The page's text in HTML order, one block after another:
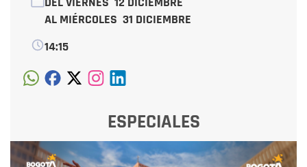
AL MIÉRCOLES 31 DICIEMBRE
14:15
ESPECIALES